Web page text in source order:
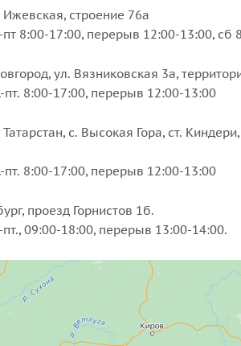
Ижевская, строение 76а
8:00-17:00, перерыв 12:00-13:00, сб
ул. Вязниковская 3а,
пт. 8:00-17:00, перерыв 12:00-13:00
с. Высокая Гора, ст.
пт. 8:00-17:00, перерыв 12:00-13:00
проезд Горнистов 1б.
09:00-18:00, перерыв 13:00-14:00.